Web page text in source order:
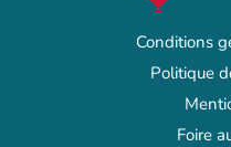
Conditions
Politique
Foire